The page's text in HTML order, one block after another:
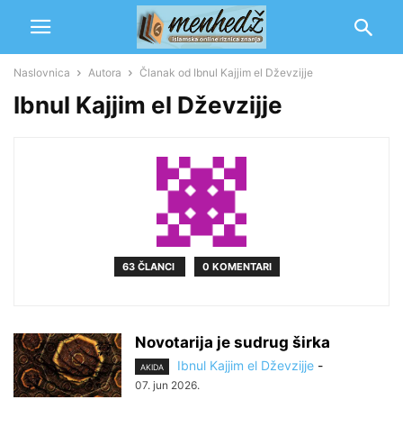
Naslovnica Autora Članak od Ibnul Kajjim el Dževzijje
Ibnul Kajjim el Dževzijje
63 ČLANCI 0 KOMENTARI
Novotarija je sudrug širka
AKIDA Ibnul Kajjim el Dževzijje -
07. jun 2026.